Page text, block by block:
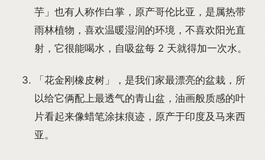
芋」也有人称作白掌，原产哥伦比亚，是属热带
雨林植物，喜欢温暖湿润的环境，不喜欢阳光直
射，它很能喝水，自吸盆每 2 天就得加一次水。
「花金刚橡皮树」，是我们家最漂亮的盆栽，所
以给它俩配上最透气的青山盆，油画般质感的叶
片看起来像蜡笔涂抹痕迹，原产于印度及马来西
亚。